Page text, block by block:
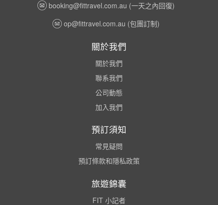
booking@fittravel.com.au (一天之內回復)
op@fittravel.com.au (包團訂制)
關於我們
關於我們
聯系我們
公司動態
加入我們
預訂須知
常見疑問
預訂條款和隱私政策
旅遊錦囊
FIT 小記者